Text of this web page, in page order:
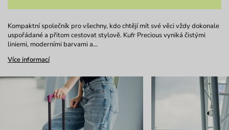
Kompaktní společník pro všechny, kdo chtějí mít své věci vždy dokonale
uspořádané a přitom cestovat stylově. Kufr Precious vyniká čistými
liniemi, moderními barvami a…
Více informací